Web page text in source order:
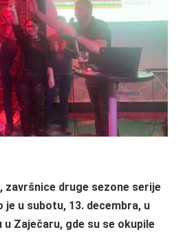
završnice druge sezone serije
je u subotu, 13. decembra, u
Zaječaru, gde su se okupile